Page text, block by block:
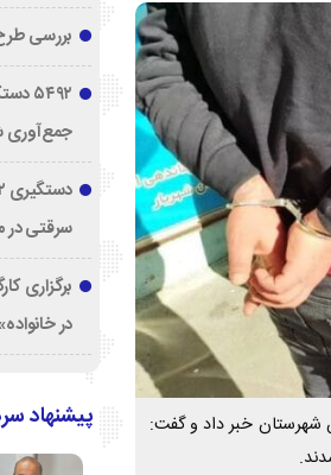
شهرستان خبر داد و گفت:
بررسی
جمع‌آوری
سرقتی در
برگزاری
در
پیشنهاد